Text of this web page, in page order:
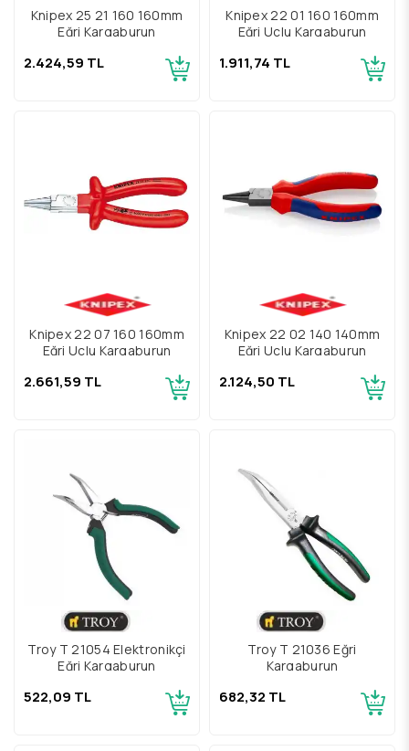
Knipex 25 21 160 160mm
Eğri Kargaburun
2.424,59 TL
Knipex 22 01 160 160mm
Eğri Uçlu Kargaburun
1.911,74 TL
Knipex 22 07 160 160mm
Eğri Uçlu Kargaburun
2.661,59 TL
Knipex 22 02 140 140mm
Eğri Uçlu Kargaburun
2.124,50 TL
Troy T 21054 Elektronikçi
Eğri Kargaburun
522,09 TL
Troy T 21036 Eğri
Kargaburun
682,32 TL